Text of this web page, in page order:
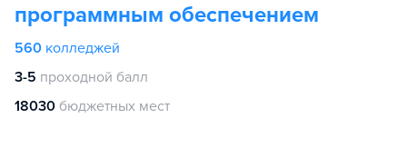
программным обеспечением
560 колледжей
3-5 проходной балл
18030 бюджетных мест